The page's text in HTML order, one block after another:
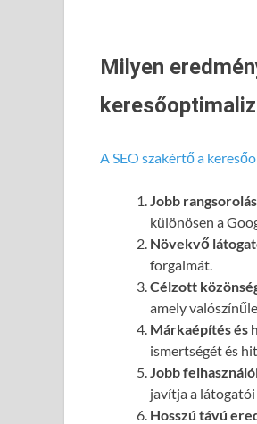
Milyen
A SEO szakértő a
Jobb
különösen a
Növekvő
forgalmát.
Célzott
amely
Márkaépítés és
ismertségét és
Jobb
javítja a látogatói
Hosszú távú